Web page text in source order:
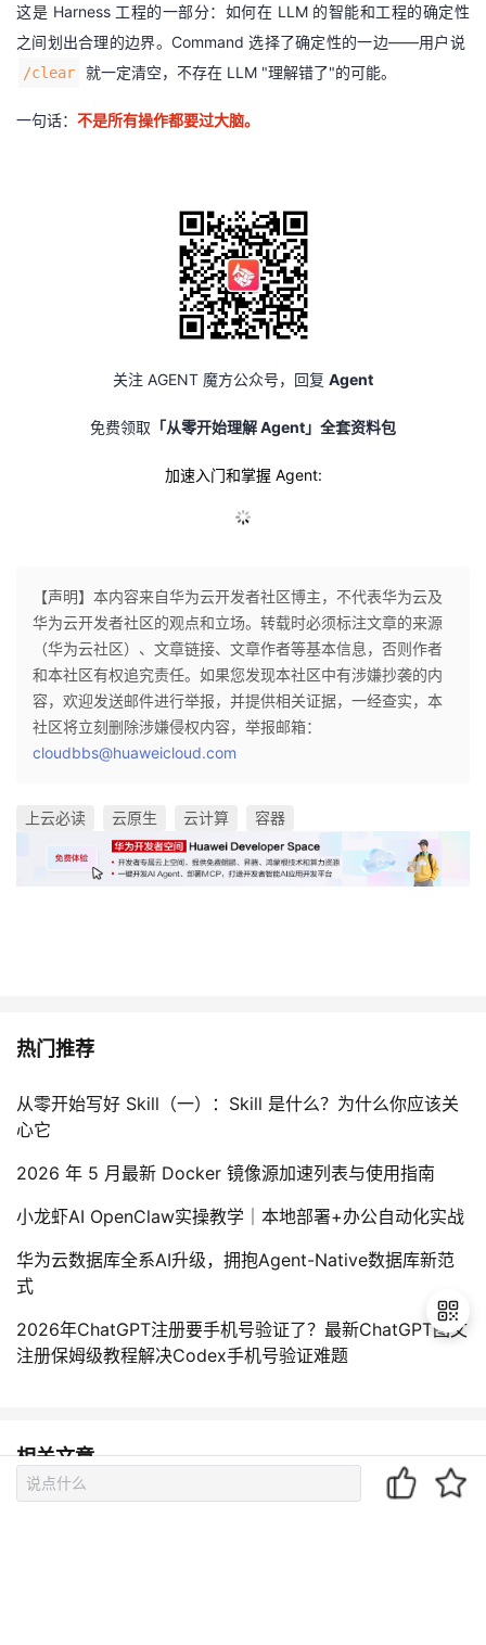
这是 Harness 工程的一部分：如何在 LLM 的智能和工程的确定性
之间划出合理的边界。Command 选择了确定性的一边——用户说
/clear 就一定清空，不存在 LLM "理解错了"的可能。
一句话： 不是所有操作都要过大脑。
关注 AGENT 魔方公众号，回复 Agent
免费领取 「从零开始理解 Agent」全套资料包
加速入门和掌握 Agent:
【声明】本内容来自华为云开发者社区博主，不代表华为云及
华为云开发者社区的观点和立场。转载时必须标注文章的来源
（华为云社区）、文章链接、文章作者等基本信息，否则作者
和本社区有权追究责任。如果您发现本社区中有涉嫌抄袭的内
容，欢迎发送邮件进行举报，并提供相关证据，一经查实，本
社区将立刻删除涉嫌侵权内容，举报邮箱：
cloudbbs@huaweicloud.com
上云必读 云原生 云计算 容器
热门推荐
从零开始写好 Skill（一）：Skill 是什么？为什么你应该关
心它
2026 年 5 月最新 Docker 镜像源加速列表与使用指南
小龙虾AI OpenClaw实操教学｜本地部署+办公自动化实战
华为云数据库全系AI升级，拥抱Agent-Native数据库新范
式
2026年ChatGPT注册要手机号验证了？最新ChatGPT图文
注册保姆级教程解决Codex手机号验证难题
相关文章